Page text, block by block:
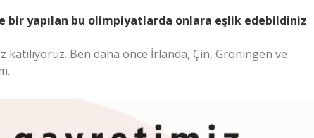
bir yapılan bu olimpiyatlarda onlara eşlik edebildiniz
Ben daha önce İrlanda, Çin, Groningen ve